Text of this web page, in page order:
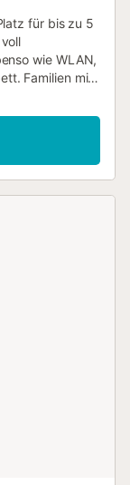
für bis zu 5
wie WLAN,
Familien mit
kleiner
bequem auf
Ihres